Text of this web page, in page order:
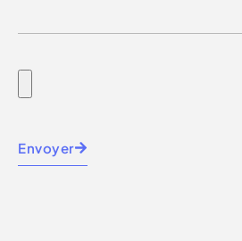
Envoyer